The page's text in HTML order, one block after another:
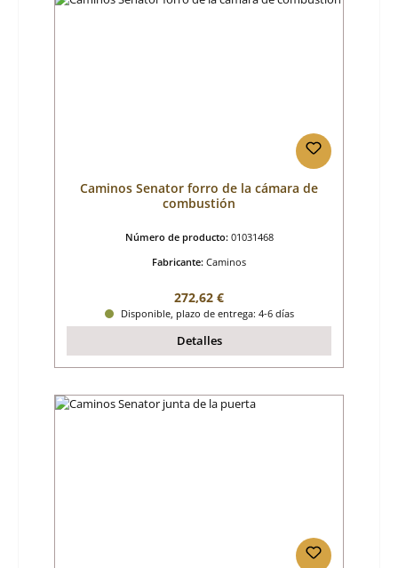
Caminos Senator forro de la cámara de
combustión
Número de producto: 01031468
Fabricante: Caminos
Precio normal:
272,62 €
Disponible, plazo de entrega: 4-6 días
Detalles